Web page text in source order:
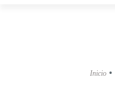
Inicio •